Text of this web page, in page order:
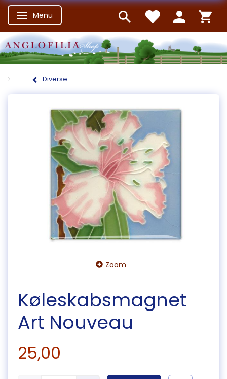
Skifte navigation
Menu
Diverse
Zoom
Køleskabsmagnet
Art Nouveau
25,00